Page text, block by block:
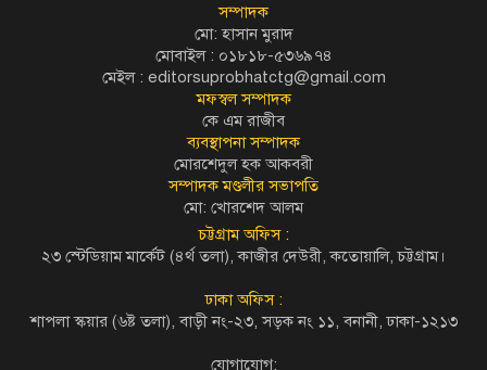
সম্পাদক
মো: হাসান মুরাদ
মোবাইল : ০১৮১৮-৫৩৬৯৭৪
মেইল : editorsuprobhatctg@gmail.com
মফস্বল সম্পাদক
কে এম রাজীব
ব্যবস্থাপনা সম্পাদক
মোরশেদুল হক আকবরী
সম্পাদক মণ্ডলীর সভাপতি
মো: খোরশেদ আলম
চট্টগ্রাম অফিস :
২৩ স্টেডিয়াম মার্কেট (৪র্থ তলা), কাজীর দেউরী, কতোয়ালি, চট্টগ্রাম।
ঢাকা অফিস :
শাপলা স্কয়ার (৬ষ্ট তলা), বাড়ী নং-২৩, সড়ক নং ১১, বনানী, ঢাকা-১২১৩
যোগাযোগ: